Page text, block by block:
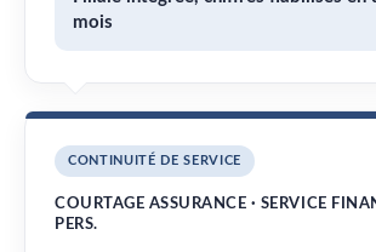
mois
CONTINUITÉ DE SERVICE
COURTAGE ASSURANCE · SERVICE
PERS.